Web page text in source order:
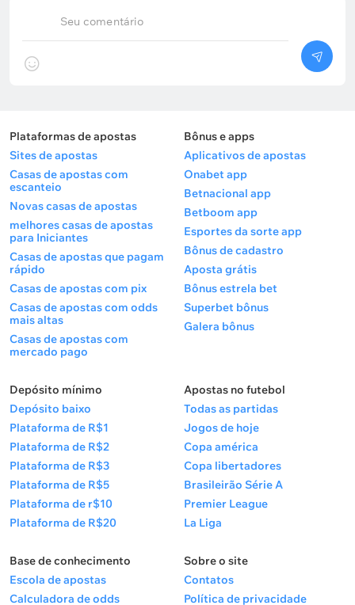
Seu comentário
Plataformas de apostas
Sites de apostas
Casas de apostas com
escanteio
Novas casas de apostas
melhores casas de apostas
para Iniciantes
Casas de apostas que pagam
rápido
Casas de apostas com pix
Casas de apostas com odds
mais altas
Casas de apostas com
mercado pago
Bônus e apps
Aplicativos de apostas
Onabet app
Betnacional app
Betboom app
Esportes da sorte app
Bônus de cadastro
Aposta grátis
Bônus estrela bet
Superbet bônus
Galera bônus
Depósito mínimo
Depósito baixo
Plataforma de R$1
Plataforma de R$2
Plataforma de R$3
Plataforma de R$5
Plataforma de r$10
Plataforma de R$20
Apostas no futebol
Todas as partidas
Jogos de hoje
Copa américa
Copa libertadores
Brasileirão Série A
Premier League
La Liga
Base de conhecimento
Escola de apostas
Calculadora de odds
Sobre o site
Contatos
Política de privacidade